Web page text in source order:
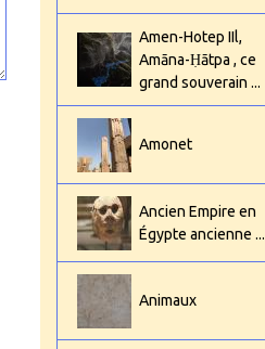
Amen-Hotep IIl,
Amāna-Ḥātpa , ce
grand souverain ...
Amonet
Ancien Empire en
Égypte ancienne ...
Animaux